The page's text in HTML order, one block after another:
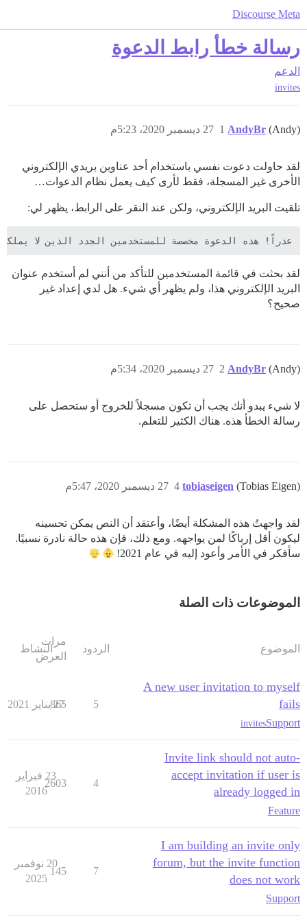
Discourse Meta
رسالة خطأ رابط الدعوة
الدعم
invites
AndyBr (Andy) 27 ديسمبر 2020، 5:23م 1
لقد حاولت دعوت نفسي باستخدام أحد عناوين بريدي الإلكتروني
الأخرى غير المسجلة، فقط لأرى كيف يعمل نظام الدعوات…
تلقيت البريد الإلكتروني، ولكن عند النقر على الرابط، يظهر لي:
عذراً! هذه الدعوة مخصصة للمستخدمين الجدد الذين لا
لقد بحثت في قائمة المستخدمين للتأكد من أنني لم أستخدم عنوان
البريد الإلكتروني هذا، ولم يظهر أي شيء. هل لدي إعداد غير
صحيح؟
AndyBr (Andy) 27 ديسمبر 2020، 5:34م 2
لا شيء يبدو أنك يجب أن تكون مسجلاً للخروج أو ستحصل على
رسالة الخطأ هذه. هناك الكثير للتعلم.
tobiaseigen (Tobias Eigen) 27 ديسمبر 2020، 5:47م 4
لقد واجهتُ هذه المشكلة أيضًا، وأعتقد أن النص يمكن تحسينه
ليكون أقل إرباكًا لمن يواجهه. ومع ذلك، فإن هذه حالة نادرة نسبيًا.
سأفكر في الأمر وأعود إليه في عام 2021!
الموضوعات ذات الصلة
الموضوع الردود
مرات
العرض
النشاط
A new user invitation to myself
fails
Support
invites
5
865
27 يناير 2021
Invite link should not auto-
accept invitation if user is
already logged in
Feature
4
2603
23 فبراير
2016
I am building an invite only
forum, but the invite function
does not work
Support
7
145
20 نوفمبر
2025